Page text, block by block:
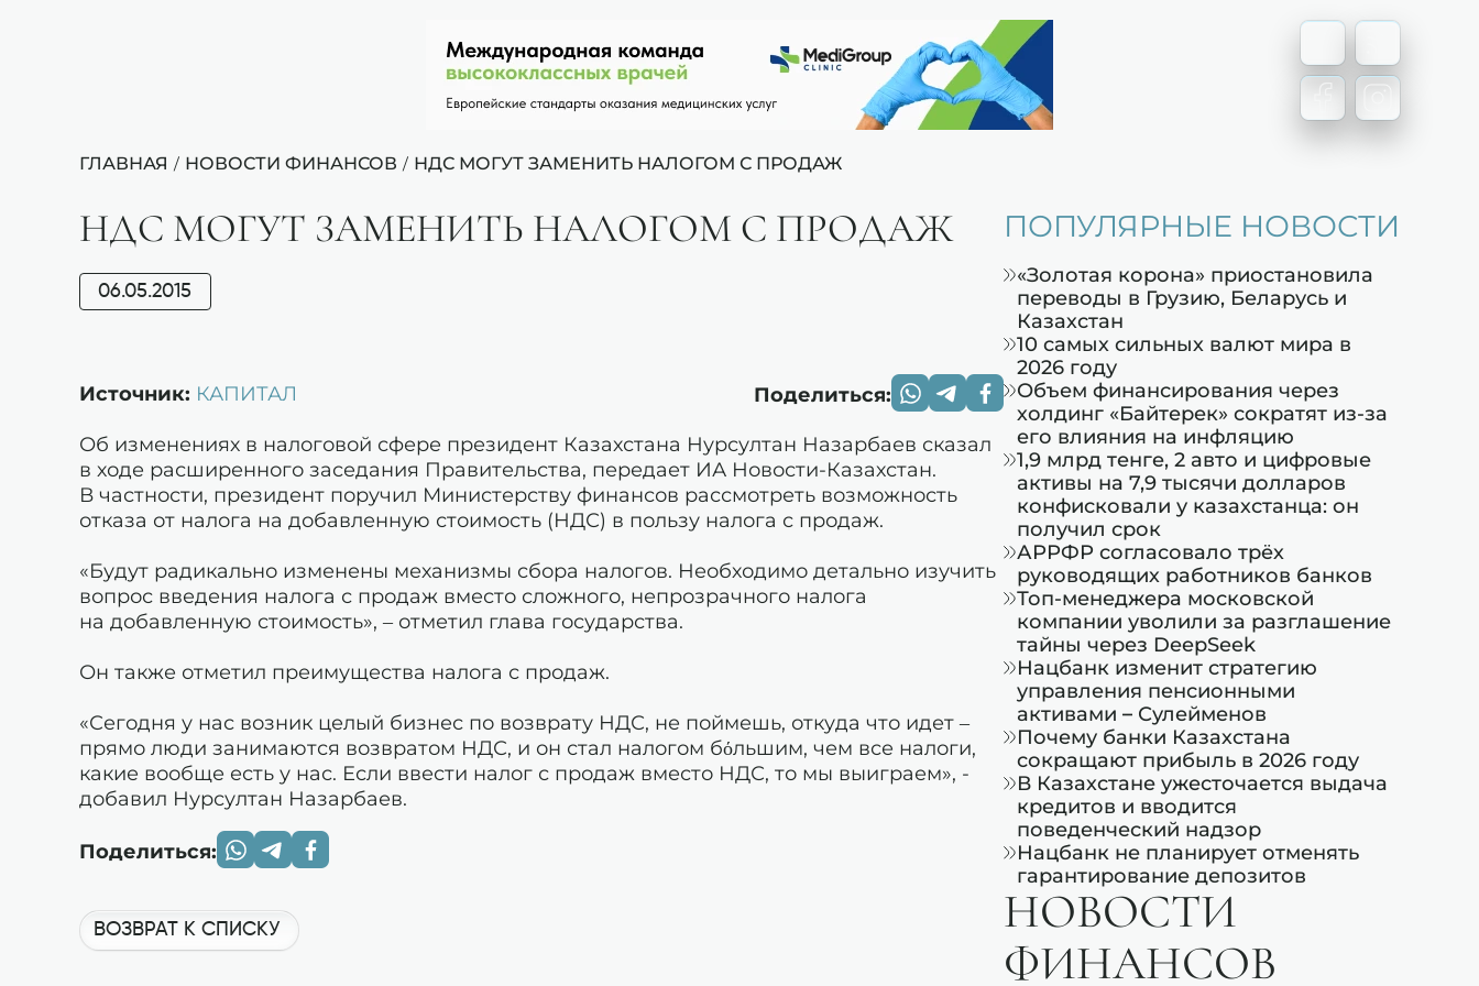
ГЛАВНАЯ / НОВОСТИ ФИНАНСОВ / НДС МОГУТ ЗАМЕНИТЬ НАЛОГОМ С ПРОДАЖ
НДС МОГУТ ЗАМЕНИТЬ НАЛОГОМ С ПРОДАЖ
06.05.2015
Источник: КАПИТАЛ Поделиться:
Об изменениях в налоговой сфере президент Казахстана Нурсултан Назарбаев сказал
в ходе расширенного заседания Правительства, передает ИА Новости-Казахстан.
В частности, президент поручил Министерству финансов рассмотреть возможность
отказа от налога на добавленную стоимость (НДС) в пользу налога с продаж.
«Будут радикально изменены механизмы сбора налогов. Необходимо детально изучить
вопрос введения налога с продаж вместо сложного, непрозрачного налога
на добавленную стоимость», – отметил глава государства.
Он также отметил преимущества налога с продаж.
«Сегодня у нас возник целый бизнес по возврату НДС, не поймешь, откуда что идет –
прямо люди занимаются возвратом НДС, и он стал налогом бόльшим, чем все налоги,
какие вообще есть у нас. Если ввести налог с продаж вместо НДС, то мы выиграем», -
добавил Нурсултан Назарбаев.
Поделиться:
ВОЗВРАТ К СПИСКУ
ПОПУЛЯРНЫЕ НОВОСТИ
«Золотая корона» приостановила
переводы в Грузию, Беларусь и
Казахстан
10 самых сильных валют мира в
2026 году
Объем финансирования через
холдинг «Байтерек» сократят из-за
его влияния на инфляцию
1,9 млрд тенге, 2 авто и цифровые
активы на 7,9 тысячи долларов
конфисковали у казахстанца: он
получил срок
АРРФР согласовало трёх
руководящих работников банков
Топ-менеджера московской
компании уволили за разглашение
тайны через DeepSeek
Нацбанк изменит стратегию
управления пенсионными
активами – Сулейменов
Почему банки Казахстана
сокращают прибыль в 2026 году
В Казахстане ужесточается выдача
кредитов и вводится
поведенческий надзор
Нацбанк не планирует отменять
гарантирование депозитов
НОВОСТИ
ФИНАНСОВ